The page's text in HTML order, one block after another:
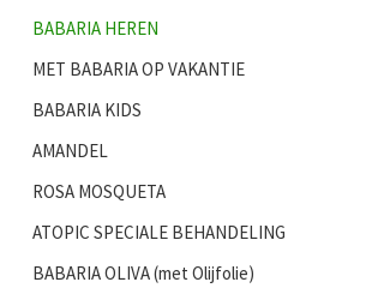
BABARIA HEREN
MET BABARIA OP VAKANTIE
BABARIA KIDS
AMANDEL
ROSA MOSQUETA
ATOPIC SPECIALE BEHANDELING
BABARIA OLIVA (met Olijfolie)